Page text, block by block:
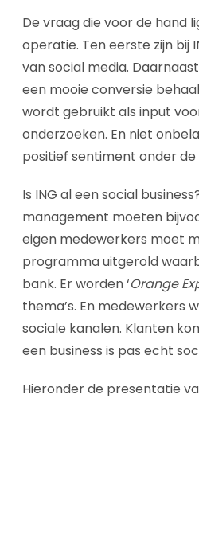
De vraag die voor de hand
operatie. Ten eerste zijn bij
van social media.
een mooie conversie
wordt gebruikt als input
onderzoeken. En niet
positief sentiment onder
Is ING al een social
management moeten
eigen medewerkers moet
programma uitgerold
bank. Er worden ‘Orange
thema’s. En medewerkers
sociale kanalen. Klanten
een business is pas echt
Hieronder de presentatie